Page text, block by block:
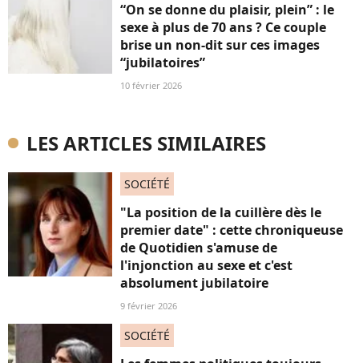
“On se donne du plaisir, plein” : le
sexe à plus de 70 ans ? Ce couple
brise un non-dit sur ces images
“jubilatoires”
10 février 2026
LES ARTICLES SIMILAIRES
SOCIÉTÉ
"La position de la cuillère dès le
premier date" : cette chroniqueuse
de Quotidien s'amuse de
l'injonction au sexe et c'est
absolument jubilatoire
9 février 2026
SOCIÉTÉ